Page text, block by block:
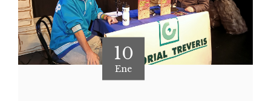
10
Ene